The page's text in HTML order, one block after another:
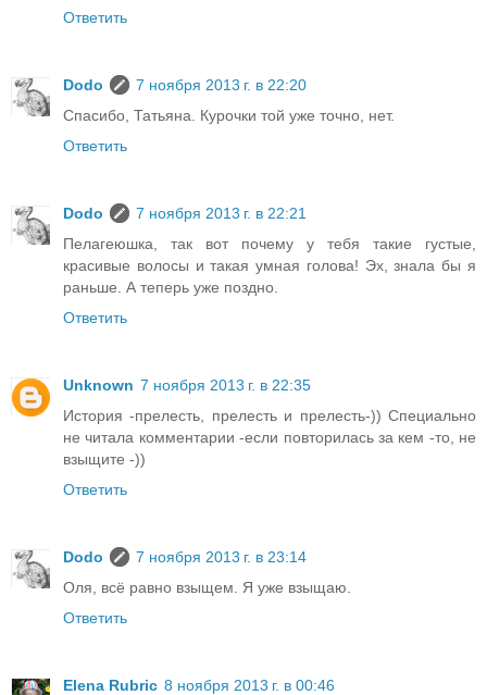
Ответить
Dodo
7 ноября 2013 г. в 22:20
Спасибо, Татьяна. Курочки той уже точно, нет.
Ответить
Dodo
7 ноября 2013 г. в 22:21
Пелагеюшка, так вот почему у тебя такие густые,
красивые волосы и такая умная голова! Эх, знала бы я
раньше. А теперь уже поздно.
Ответить
Unknown 7 ноября 2013 г. в 22:35
История -прелесть, прелесть и прелесть-)) Специально
не читала комментарии -если повторилась за кем -то, не
взыщите -))
Ответить
Dodo
7 ноября 2013 г. в 23:14
Оля, всё равно взыщем. Я уже взыщаю.
Ответить
Elena Rubric 8 ноября 2013 г. в 00:46